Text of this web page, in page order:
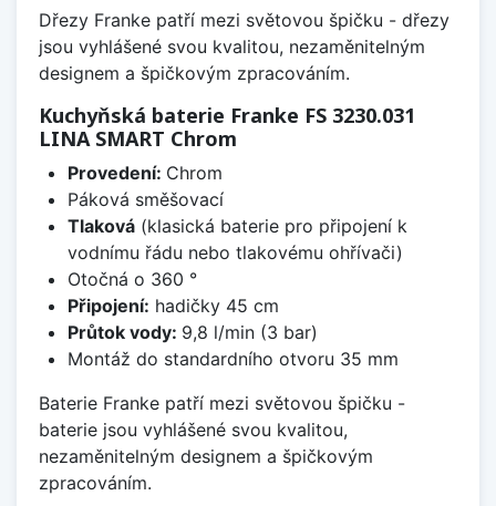
Dřezy Franke patří mezi světovou špičku - dřezy
jsou vyhlášené svou kvalitou, nezaměnitelným
designem a špičkovým zpracováním.
Kuchyňská baterie Franke FS 3230.031
LINA SMART Chrom
Provedení: Chrom
Páková směšovací
Tlaková(klasická baterie pro připojení k
vodnímu řádu nebo tlakovému ohřívači)
Otočná o 360 °
Připojení: hadičky 45 cm
Průtok vody: 9,8 l/min (3 bar)
Montáž do standardního otvoru 35 mm
Baterie Franke patří mezi světovou špičku -
baterie jsou vyhlášené svou kvalitou,
nezaměnitelným designem a špičkovým
zpracováním.